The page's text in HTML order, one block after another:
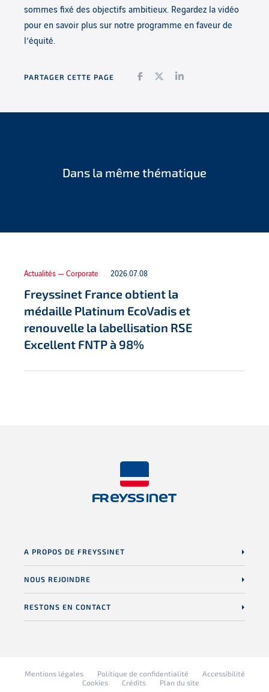
sommes fixé des objectifs ambitieux. Regardez la vidéo
pour en savoir plus sur notre programme en faveur de
l’équité.
PARTAGER CETTE PAGE Facebook
TwitterLinkedIn
Dans la même thématique
Actualités — Corporate 2026.07.08
Freyssinet France obtient la
médaille Platinum EcoVadis et
renouvelle la labellisation RSE
Excellent FNTP à 98%
A PROPOS DE FREYSSINET
NOUS REJOINDRE
RESTONS EN CONTACT
Mentions légales Politique de confidentialité
Accessibilité
Cookies
Crédits Plan du site